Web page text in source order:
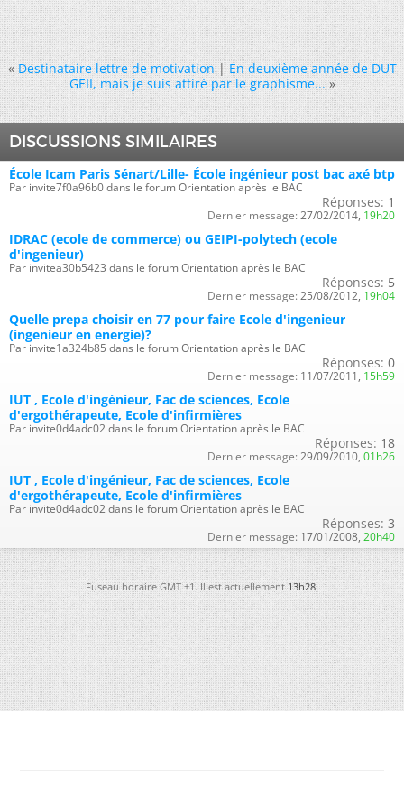
« Destinataire lettre de motivation|En deuxième année de DUT
GEII, mais je suis attiré par le graphisme... »
DISCUSSIONS SIMILAIRES
École Icam Paris Sénart/Lille- École ingénieur post bac axé btp
Par invite7f0a96b0 dans le forum Orientation après le BAC
Réponses: 1
Dernier message: 27/02/2014, 19h20
IDRAC (ecole de commerce) ou GEIPI-polytech (ecole
d'ingenieur)
Par invitea30b5423 dans le forum Orientation après le BAC
Réponses: 5
Dernier message: 25/08/2012, 19h04
Quelle prepa choisir en 77 pour faire Ecole d'ingenieur
(ingenieur en energie)?
Par invite1a324b85 dans le forum Orientation après le BAC
Réponses: 0
Dernier message: 11/07/2011, 15h59
IUT , Ecole d'ingénieur, Fac de sciences, Ecole
d'ergothérapeute, Ecole d'infirmières
Par invite0d4adc02 dans le forum Orientation après le BAC
Réponses: 18
Dernier message: 29/09/2010, 01h26
IUT , Ecole d'ingénieur, Fac de sciences, Ecole
d'ergothérapeute, Ecole d'infirmières
Par invite0d4adc02 dans le forum Orientation après le BAC
Réponses: 3
Dernier message: 17/01/2008, 20h40
Fuseau horaire GMT +1. Il est actuellement13h28.